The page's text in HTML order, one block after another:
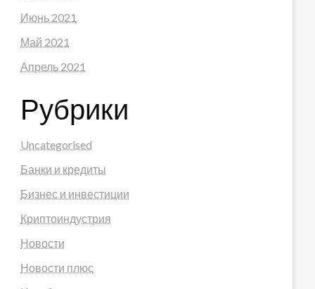
Июнь 2021
Май 2021
Апрель 2021
Рубрики
Uncategorised
Банки и кредиты
Бизнес и инвестиции
Криптоиндустрия
Новости
Новости плюс